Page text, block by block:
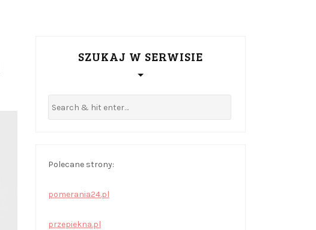
SZUKAJ W SERWISIE
Polecane strony:
pomerania24.pl
przepiekna.pl